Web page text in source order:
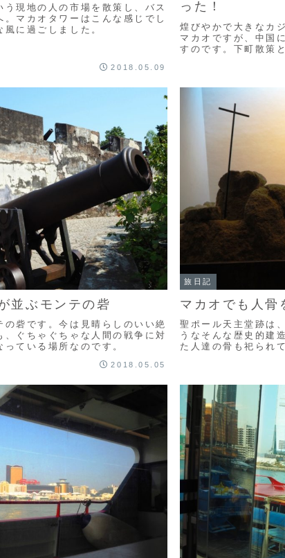
現地の人の市場を散策し、バス
。マカオタワーはこんな感じでし
に過ごしました。
2018.05.09
った！
煌びやかで大きなカ
マカオですが、中国
すのです。下町散策
並ぶモンテの砦
の砦です。今は見晴らしのいい絶
、ぐちゃぐちゃな人間の戦争に対
ている場所なのです。
2018.05.05
旅日記
マカオでも人骨
聖ポール天主堂跡は
うなそんな歴史的建
た人達の骨も祀られ